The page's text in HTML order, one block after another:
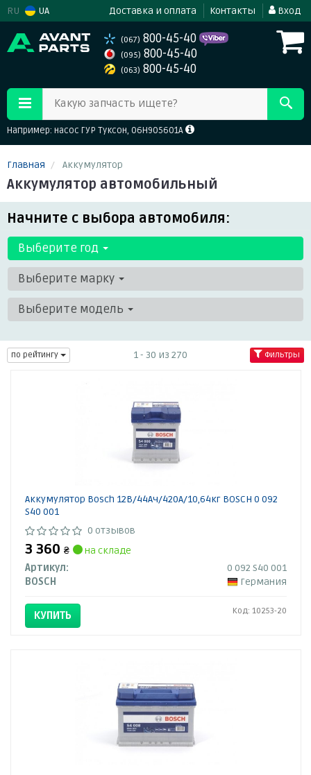
RU UA Доставка и оплата Контакты Вход
(067) 800-45-40
(095) 800-45-40
(063) 800-45-40
Какую запчасть ищете?
Например: насос ГУР Туксон, 06H905601A
Главная Аккумулятор
Аккумулятор автомобильный
Начните с выбора автомобиля:
Выберите год
Выберите марку
Выберите модель
по рейтингу 1 - 30 из 270 Фильтры
Аккумулятор Bosch 12В/44Ач/420А/10,64кг BOSCH 0 092
S40 001
0 отзывов
3 360 ₴
на складе
Артикул:
0 092 S40 001
BOSCH
Германия
КУПИТЬ Код: 10253-20